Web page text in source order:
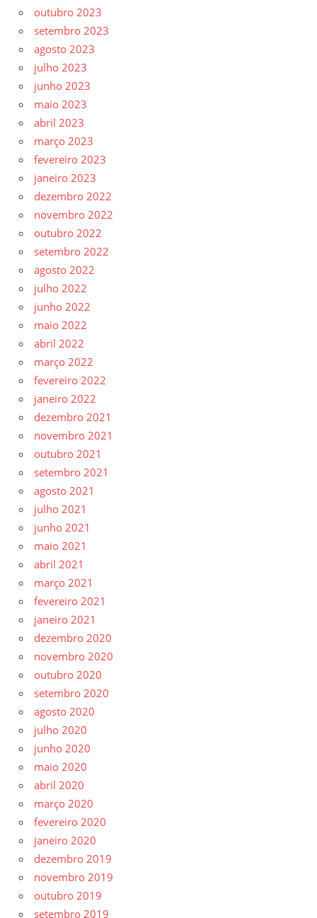
outubro 2023
setembro 2023
agosto 2023
julho 2023
junho 2023
maio 2023
abril 2023
março 2023
fevereiro 2023
janeiro 2023
dezembro 2022
novembro 2022
outubro 2022
setembro 2022
agosto 2022
julho 2022
junho 2022
maio 2022
abril 2022
março 2022
fevereiro 2022
janeiro 2022
dezembro 2021
novembro 2021
outubro 2021
setembro 2021
agosto 2021
julho 2021
junho 2021
maio 2021
abril 2021
março 2021
fevereiro 2021
janeiro 2021
dezembro 2020
novembro 2020
outubro 2020
setembro 2020
agosto 2020
julho 2020
junho 2020
maio 2020
abril 2020
março 2020
fevereiro 2020
janeiro 2020
dezembro 2019
novembro 2019
outubro 2019
setembro 2019